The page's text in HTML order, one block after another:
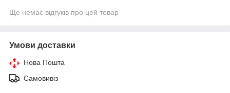
Ще немає відгуків про цей товар
Умови доставки
Нова Пошта
Самовивіз